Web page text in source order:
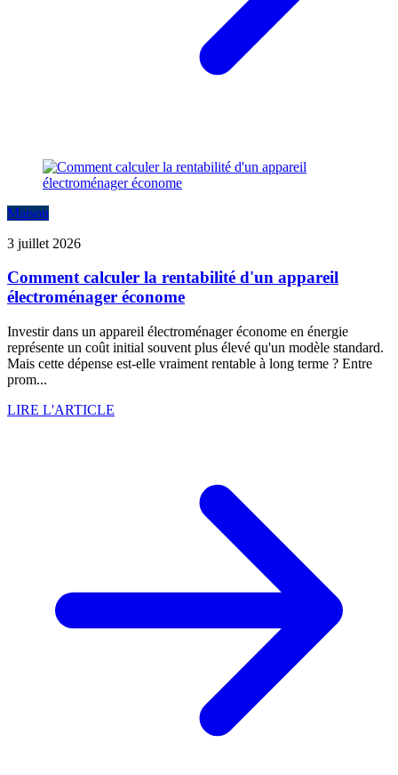
Maison
3 juillet 2026
Comment calculer la rentabilité d'un appareil
électroménager économe
Investir dans un appareil électroménager économe en énergie
représente un coût initial souvent plus élevé qu'un modèle standard.
Mais cette dépense est-elle vraiment rentable à long terme ? Entre
prom...
LIRE L'ARTICLE